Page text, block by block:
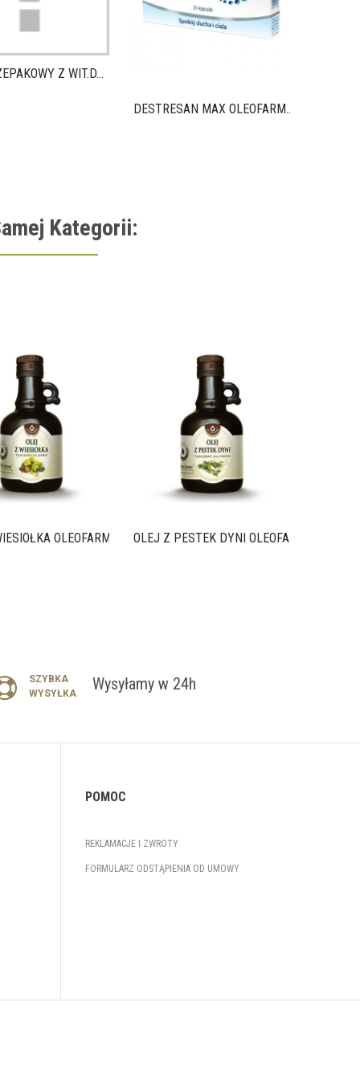
Z WIT.D...
DESTRESAN MAX OLEOFARM...
Kategorii:
OLEOFARM 250 MLOLEJ Z PESTEK DYNI OLEOFARM 500 ML
SZYBKA
WYSYŁKA
Wysyłamy w 24h
POMOC
REKLAMACJE I ZWROTY
FORMULARZ ODSTĄPIENIA OD UMOWY